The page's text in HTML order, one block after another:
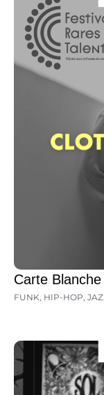
Carte
FUNK, HIP-HOP,